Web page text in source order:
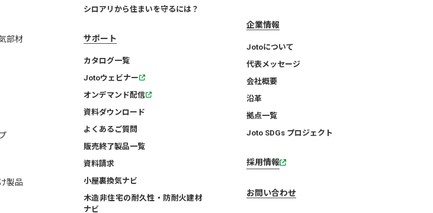
部材
製品
シロアリから住まいを守るには？
サポート
カタログ一覧
Jotoウェビナー
オンデマンド配信
資料ダウンロード
よくあるご質問
販売終了製品一覧
資料請求
小屋裏換気ナビ
木造非住宅の耐久性・防耐火建材
ナビ
企業情報
Jotoについて
代表メッセージ
会社概要
沿革
拠点一覧
Joto SDGs プロジェクト
採用情報
お問い合わせ